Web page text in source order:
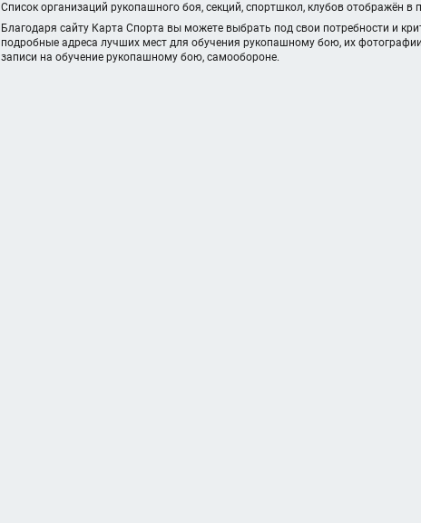
Список организаций рукопашного боя, секций, спортшкол, клубов отображён
Благодаря сайту Карта Спорта вы можете выбрать под свои потребности и
подробные адреса лучших мест для обучения рукопашному бою, их
записи на обучение рукопашному бою, самообороне.